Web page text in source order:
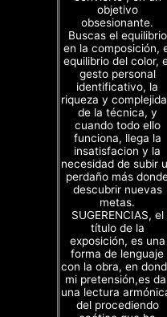
objetivo
obsesionante.
Buscas el equilibrio
en la composición,
equilibrio del color,
gesto personal
identificativo, la
riqueza y
de la técnica, y
cuando todo ello
funciona, llega la
insatisfacion y la
necesidad de subir
perdaño más
descubrir nuevas
metas.
SUGERENCIAS, el
título de la
exposición, es una
forma de lenguaje
con la obra, en
mi pretensión,es
una lectura
del procediendo